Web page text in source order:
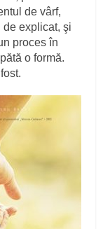
de vârf,
explicat, şi
proces în
o formă.